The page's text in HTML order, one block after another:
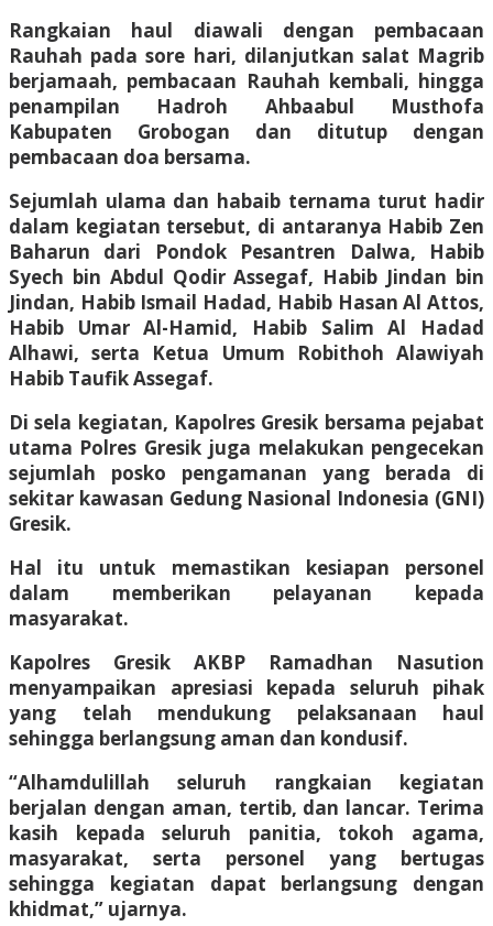
Rangkaian haul diawali dengan pembacaan
Rauhah pada sore hari, dilanjutkan salat Magrib
berjamaah, pembacaan Rauhah kembali, hingga
penampilan Hadroh Ahbaabul Musthofa
Kabupaten Grobogan dan ditutup dengan
pembacaan doa bersama.
Sejumlah ulama dan habaib ternama turut hadir
dalam kegiatan tersebut, di antaranya Habib Zen
Baharun dari Pondok Pesantren Dalwa, Habib
Syech bin Abdul Qodir Assegaf, Habib Jindan bin
Jindan, Habib Ismail Hadad, Habib Hasan Al Attos,
Habib Umar Al-Hamid, Habib Salim Al Hadad
Alhawi, serta Ketua Umum Robithoh Alawiyah
Habib Taufik Assegaf.
Di sela kegiatan, Kapolres Gresik bersama pejabat
utama Polres Gresik juga melakukan pengecekan
sejumlah posko pengamanan yang berada di
sekitar kawasan Gedung Nasional Indonesia (GNI)
Gresik.
Hal itu untuk memastikan kesiapan personel
dalam memberikan pelayanan kepada
masyarakat.
Kapolres Gresik AKBP Ramadhan Nasution
menyampaikan apresiasi kepada seluruh pihak
yang telah mendukung pelaksanaan haul
sehingga berlangsung aman dan kondusif.
“Alhamdulillah seluruh rangkaian kegiatan
berjalan dengan aman, tertib, dan lancar. Terima
kasih kepada seluruh panitia, tokoh agama,
masyarakat, serta personel yang bertugas
sehingga kegiatan dapat berlangsung dengan
khidmat,” ujarnya.